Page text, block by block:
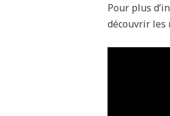
Pour plus
découvrir les